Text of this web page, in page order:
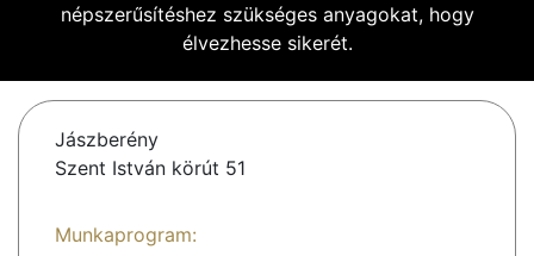
népszerűsítéshez szükséges anyagokat, hogy
élvezhesse sikerét.
Jászberény
Szent István körút 51
Munkaprogram: